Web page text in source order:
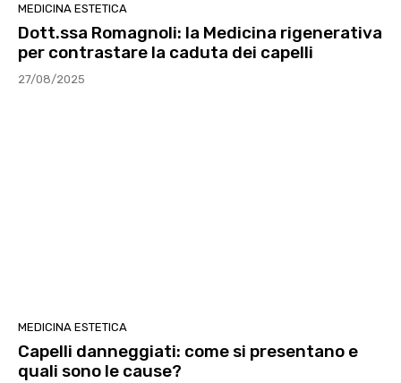
MEDICINA ESTETICA
Dott.ssa Romagnoli: la Medicina rigenerativa
per contrastare la caduta dei capelli
27/08/2025
MEDICINA ESTETICA
Capelli danneggiati: come si presentano e
quali sono le cause?